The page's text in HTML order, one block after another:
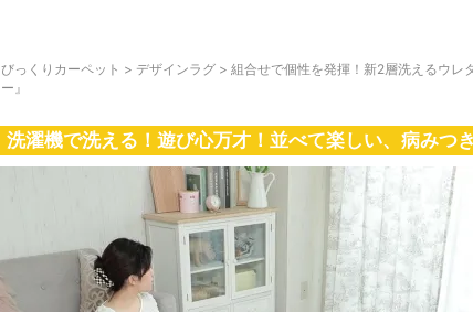
びっくりカーペット > デザインラグ > 組合せで個性を発揮！新2層洗えるウ
ー』
洗濯機で洗える！遊び心万才！並べて楽しい、病みつ